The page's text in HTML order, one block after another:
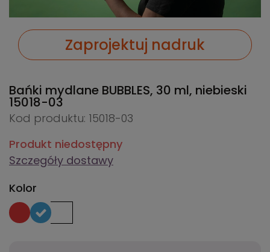
Zaprojektuj nadruk
Bańki mydlane BUBBLES, 30 ml, niebieski
15018-03
Kod produktu: 15018-03
Produkt niedostępny
Szczegóły dostawy
Kolor